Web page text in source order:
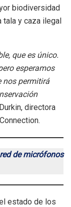
biodiversidad
tala y caza ilegal
que es único.
esperamos
nos permitirá
directora
de micrófonos
estado de los